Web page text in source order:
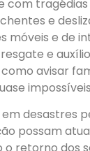
com tragédias
e
móveis e de
e
avisar
desastres
possam